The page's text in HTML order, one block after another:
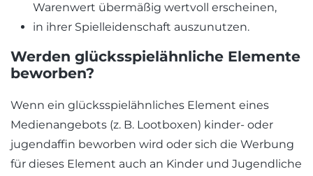
Warenwert übermäßig wertvoll erscheinen,
in ihrer Spielleidenschaft auszunutzen.
Werden glücksspielähnliche Elemente
beworben?
Wenn ein glücksspielähnliches Element eines
Medienangebots (z. B. Lootboxen) kinder- oder
jugendaffin beworben wird oder sich die Werbung
für dieses Element auch an Kinder und Jugendliche